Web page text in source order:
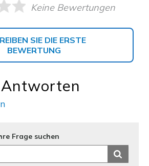
Keine Bewertungen
SIE DIE ERSTE
BEWERTUNG
Frage suchen